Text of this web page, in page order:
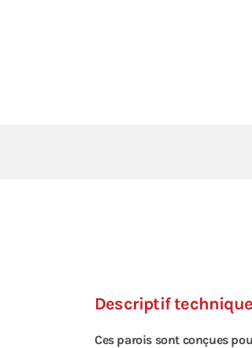
Descriptif technique
Ces parois sont conçues